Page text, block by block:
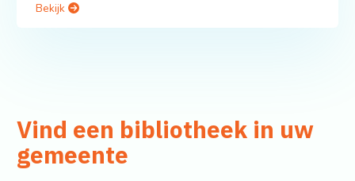
Bekijk
Vind een bibliotheek in uw
gemeente